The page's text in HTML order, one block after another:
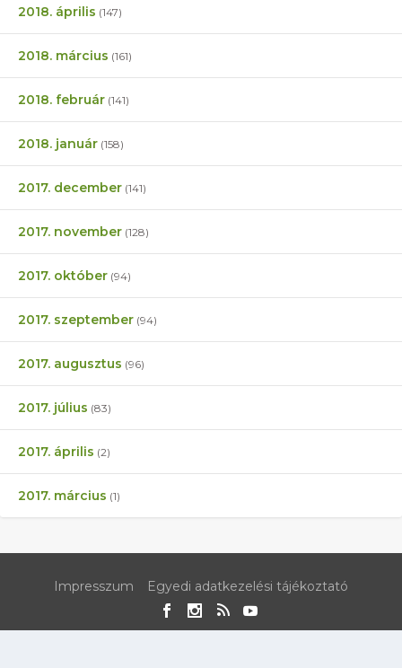
2018. április (147)
2018. március (161)
2018. február (141)
2018. január (158)
2017. december (141)
2017. november (128)
2017. október (94)
2017. szeptember (94)
2017. augusztus (96)
2017. július (83)
2017. április (2)
2017. március (1)
Impresszum Egyedi adatkezelési tájékoztató